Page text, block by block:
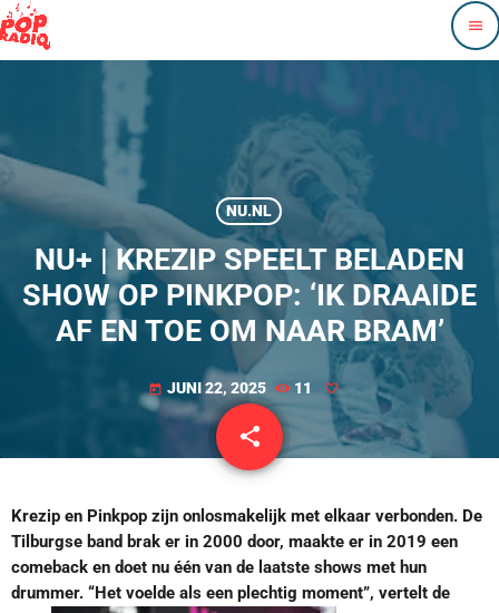
menu
NU.NL
NU+ | KREZIP SPEELT BELADEN
SHOW OP PINKPOP: ‘IK DRAAIDE
AF EN TOE OM NAAR BRAM’
today JUNI 22, 2025 11
share
email
Krezip en Pinkpop zijn onlosmakelijk met elkaar verbonden. De
Tilburgse band brak er in 2000 door, maakte er in 2019 een
comeback en doet nu één van de laatste shows met hun
drummer. “Het voelde als een plechtig moment”, vertelt de